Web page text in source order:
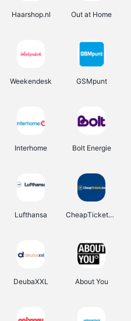
Haarshop.nl Out at Home
Weekendesk GSMpunt
Interhome Bolt Energie
Lufthansa CheapTickets.be
DeubaXXL About You